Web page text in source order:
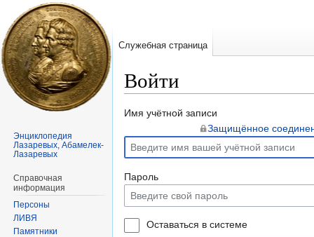
Войти
Перейти
навигации
Перейти
поиску
Имя учётной записи
Защищённое
Пароль
Оставаться в системе
Служебная страница
Энциклопедия
Лазаревых, Абамелек-
Лазаревых
Справочная
информация
Персоны
ЛИВЯ
Памятники